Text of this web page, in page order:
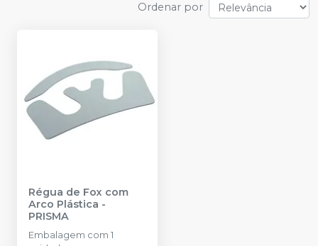
Ordenar por
Régua de Fox com
Arco Plástica -
PRISMA
Embalagem com 1